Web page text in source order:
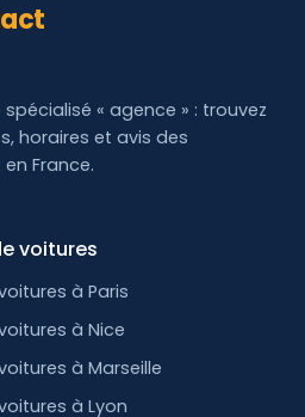
« agence » : trouvez
horaires et avis des
France.
voitures
à Paris
à Nice
à Marseille
à Lyon